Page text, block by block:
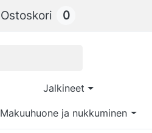
Ostoskori 0
Jalkineet
Makuuhuone ja nukkuminen